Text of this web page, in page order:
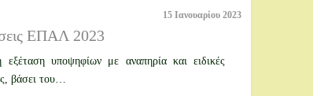
15 Ιανουαρίου 2023
ΕΠΑΛ 2023
υποψηφίων με αναπηρία και ειδικές
βάσει του…